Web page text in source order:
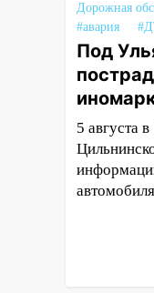
15:47
15:34
Дорожная
#авария
Под
5 августа